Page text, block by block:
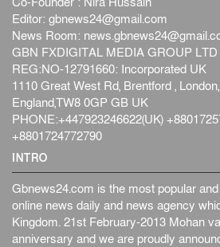
Editor: gbnews24@gmail.com
News Room:
GBN FXDIGITAL MEDIA GROUP LTD
REG:NO-12791660: Incorporated UK
1110 Great West Rd, Brentford , London,
England,TW8 0GP GB UK
PHONE:+447923246622(UK)
+8801724772790
INTRO
Gbnews24.com is the most popular
online news daily and news agency
Kingdom. 21st February-2013 Mohan
anniversary and we are proudly